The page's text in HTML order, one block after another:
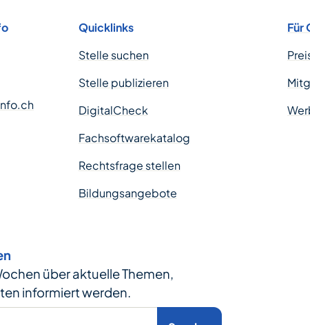
Quicklinks
Stelle suchen
Stelle publizieren
DigitalCheck
Fachsoftwarekatalog
Rechtsfrage stellen
Bildungsangebote
Für
über aktuelle Themen,
informiert werden.